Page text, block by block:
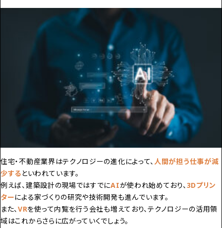
住宅・不動産業界はテクノロジーの進化によって、人間が担う仕事が減
少するといわれています。
例えば、建築設計の現場ではすでにAIが使われ始めており、3Dプリン
ターによる家づくりの研究や技術開発も進んでいます。
また、VRを使って内覧を行う会社も増えており、テクノロジーの活用領
域はこれからさらに広がっていくでしょう。